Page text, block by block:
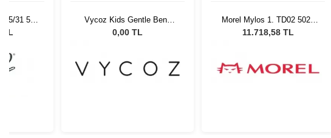
95/31 55
TL
Vycoz Kids Gentle Benn
CRT 46-17 135
0,00 TL
Morel Mylos 1. TD02 5021
Unisex Güneş Gözlüğü
11.718,58 TL